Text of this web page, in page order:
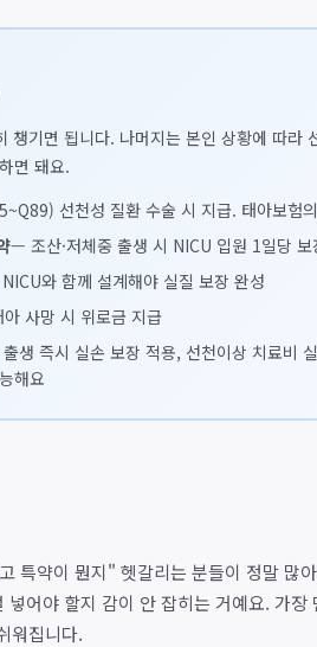
챙기면 됩니다. 나머지는 본인 상황에 따라
면 돼요.
선천성 질환 수술 시 지급. 태아보험
— 조산·저체중 출생 시 NICU 입원 1일당 보
와 함께 설계해야 실질 보장 완성
사망 시 위로금 지급
생 즉시 실손 보장 적용, 선천이상 치료비
해요
특약이 뭔지" 헷갈리는 분들이 정말 많
어야 할지 감이 안 잡히는 거예요. 가장
워집니다.